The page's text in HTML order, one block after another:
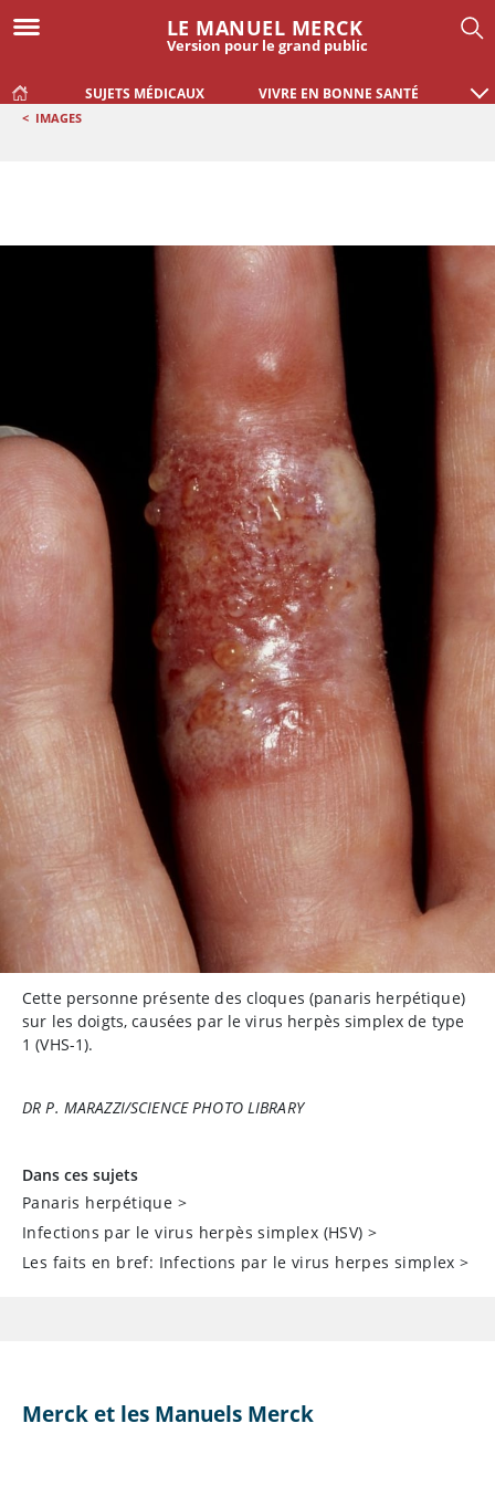
LE MANUEL MERCK
Version pour le grand public
SUJETS MÉDICAUX VIVRE EN BONNE SANTÉ
< IMAGES
Cette personne présente des cloques (panaris herpétique)
sur les doigts, causées par le virus herpès simplex de type
1 (VHS-1).
DR P. MARAZZI/SCIENCE PHOTO LIBRARY
Dans ces sujets
Panaris herpétique >
Infections par le virus herpès simplex (HSV) >
Les faits en bref: Infections par le virus herpes simplex >
Merck et les Manuels Merck